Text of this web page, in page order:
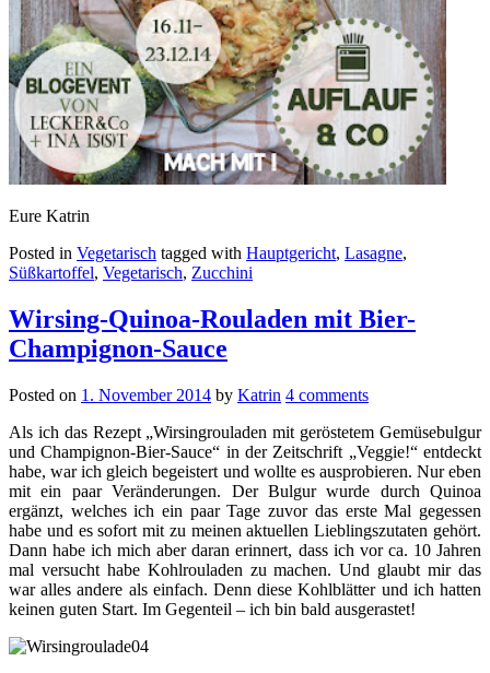
Eure Katrin
Posted in Vegetarisch tagged with Hauptgericht, Lasagne,
Süßkartoffel, Vegetarisch, Zucchini
Wirsing-Quinoa-Rouladen mit Bier-
Champignon-Sauce
Posted on 1. November 2014 by Katrin 4 comments
Als ich das Rezept „Wirsingrouladen mit geröstetem Gemüsebulgur
und Champignon-Bier-Sauce“ in der Zeitschrift „Veggie!“ entdeckt
habe, war ich gleich begeistert und wollte es ausprobieren. Nur eben
mit ein paar Veränderungen. Der Bulgur wurde durch Quinoa
ergänzt, welches ich ein paar Tage zuvor das erste Mal gegessen
habe und es sofort mit zu meinen aktuellen Lieblingszutaten gehört.
Dann habe ich mich aber daran erinnert, dass ich vor ca. 10 Jahren
mal versucht habe Kohlrouladen zu machen. Und glaubt mir das
war alles andere als einfach. Denn diese Kohlblätter und ich hatten
keinen guten Start. Im Gegenteil – ich bin bald ausgerastet!